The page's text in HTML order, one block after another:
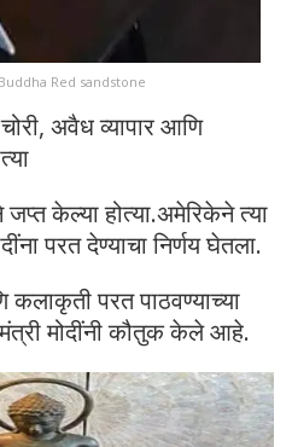
Buddha Red sandstone
अवैध व्यापार आणि
केल्या होत्या.अमेरिकेने त्या
परत देण्याचा निर्णय घेतला.
परत पाठवण्याच्या
मोदींनी कौतुक केले आहे.